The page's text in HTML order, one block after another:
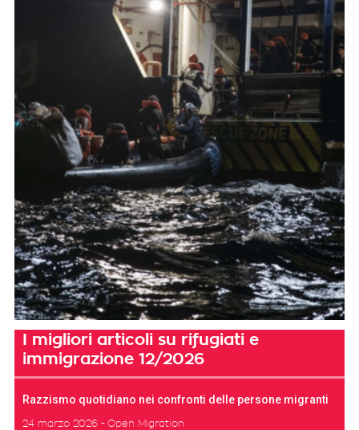
I migliori articoli su rifugiati e
immigrazione 12/2026
Razzismo quotidiano nei confronti delle persone migranti
24 marzo 2026 Open Migration